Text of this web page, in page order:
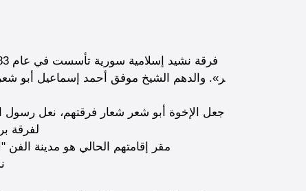
ر». والدهم الشيخ موفق أحمد إسماعيل أبو
جعل الإخوة أبو شعر شعار فرقتهم، نعل رسول
لفرقة
مقر إقامتهم الحالي هو مدينة الفن